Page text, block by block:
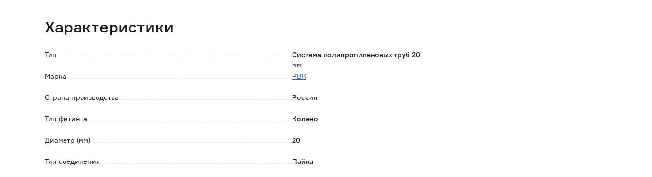
- высокая химическая сопротивляемость;
- быстрый и простой монтаж.
Характеристики
Тип
Система полипропиленовых труб 20
мм
Марка
РВК
Страна производства Россия
Тип фитинга Колено
Диаметр (мм) 20
Тип соединения Пайка